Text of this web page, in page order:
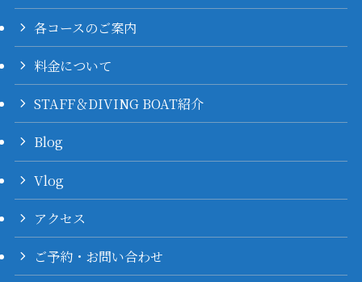
各コースのご案内
料金について
STAFF＆DIVING BOAT紹介
Blog
Vlog
アクセス
ご予約・お問い合わせ